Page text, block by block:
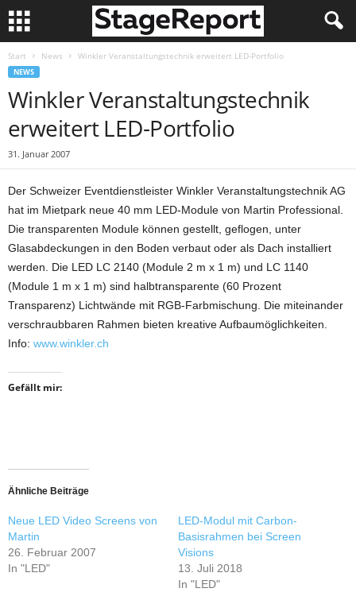
Start News Winkler Veranstaltungstechnik erweitert LED-Portfolio
NEWS
Winkler Veranstaltungstechnik
erweitert LED-Portfolio
31. Januar 2007
Der Schweizer Eventdienstleister Winkler Veranstaltungstechnik AG
hat im Mietpark neue 40 mm LED-Module von Martin Professional.
Die transparenten Module können gestellt, geflogen, unter
Glasabdeckungen in den Boden verbaut oder als Dach installiert
werden. Die LED LC 2140 (Module 2 m x 1 m) und LC 1140
(Module 1 m x 1 m) sind halbtransparente (60 Prozent
Transparenz) Lichtwände mit RGB-Farbmischung. Die miteinander
verschraubbaren Rahmen bieten kreative Aufbaumöglichkeiten.
Info: www.winkler.ch
Gefällt mir:
Ähnliche Beiträge
Neue LED Video Screens von
Martin
26. Februar 2007
In "LED"
LED-Modul mit Carbon-
Basisrahmen bei Screen
Visions
13. Juli 2018
In "LED"